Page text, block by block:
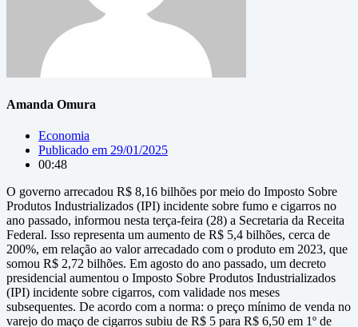
Amanda Omura
Economia
Publicado em 29/01/2025
00:48
O governo arrecadou R$ 8,16 bilhões por meio do Imposto Sobre
Produtos Industrializados (IPI) incidente sobre fumo e cigarros no
ano passado, informou nesta terça-feira (28) a Secretaria da Receita
Federal. Isso representa um aumento de R$ 5,4 bilhões, cerca de
200%, em relação ao valor arrecadado com o produto em 2023, que
somou R$ 2,72 bilhões. Em agosto do ano passado, um decreto
presidencial aumentou o Imposto Sobre Produtos Industrializados
(IPI) incidente sobre cigarros, com validade nos meses
subsequentes. De acordo com a norma: o preço mínimo de venda no
varejo do maço de cigarros subiu de R$ 5 para R$ 6,50 em 1º de